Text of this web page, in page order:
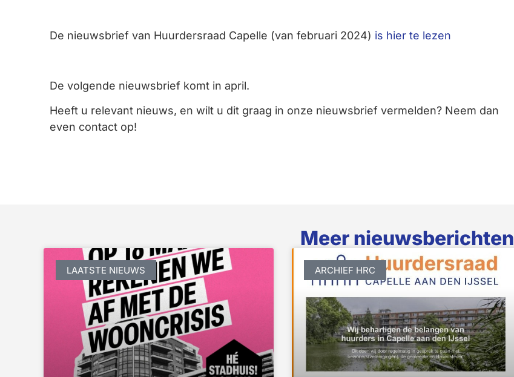
De nieuwsbrief van Huurdersraad Capelle (van februari 2024) is hier te lezen
De volgende nieuwsbrief komt in april.
Heeft u relevant nieuws, en wilt u dit graag in onze nieuwsbrief vermelden? Neem dan
even contact op!
Meer nieuwsberichten
LAATSTE NIEUWS ARCHIEF HRC